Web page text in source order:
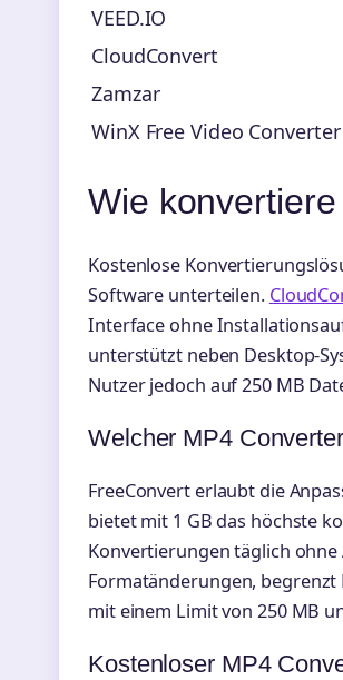
VEED.IO
CloudConvert
Zamzar
WinX Free Video Converter
Wie
Kostenlose
Software unterteilen.
Interface ohne
unterstützt neben Desktop-
Nutzer jedoch auf 250 MB
Welcher MP4
FreeConvert erlaubt die
bietet mit 1 GB das höchste
Konvertierungen täglich
Formatänderungen, begrenzt
mit einem Limit von 250 MB
Kostenloser MP4